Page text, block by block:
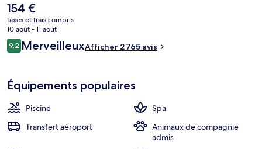
extérieure et un bar en bord de piscine. Les autres voyageurs ne
disent que du bien en ce qui concerne le personnel attentionné.
Le
prix
actuel
est
de
154 €
taxes et frais compris
10 août - 11 août
Avis
voyageurs
9,29,2 sur 10
MerveilleuxAfficher 2 765 avis
Équipements populaires
Piscine
Spa
Transfert aéroport
Animaux de compagnie
admis